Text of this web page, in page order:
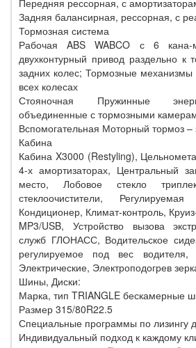
Передняя рессорная, с
Задняя балансирная, рессорная, с
Тормозная система
Рабочая ABS WABCO с 6 кана-
двухконтурный привод раздельно к
задних колес; Тормозные механизмы
всех колесах
Стояночная Пружинные
объединенные с тормозными
Вспомогательная Моторный тормоз –
Кабина
Кабина X3000 (Restyling),
4-х амортизаторах, Центральный
место, Лобовое стекло
стеклоочистители,
Кондиционер, Климат-контроль,
MP3/USB, Устройство вызова
служб ГЛОНАСС, Водительское
регулируемое под вес водителя,
Электрические, Электроподогрев
Шины, Диски:
Марка, тип TRIANGLE бескамерные
Размер 315/80R22.5
Специальные программы по лизингу
Индивидуальный подход к каждому